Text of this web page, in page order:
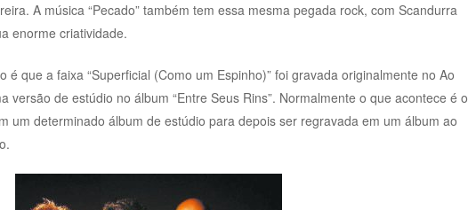
A música “Pecado” também tem essa mesma pegada rock, com Scandurra
enorme criatividade.
é que a faixa “Superficial (Como um Espinho)” foi gravada originalmente no Ao
versão de estúdio no álbum “Entre Seus Rins”. Normalmente o que acontece é o
um determinado álbum de estúdio para depois ser regravada em um álbum ao